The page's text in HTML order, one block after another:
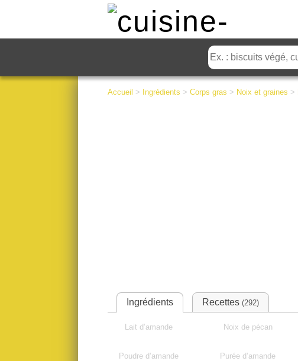
Accueil > Ingrédients > Corps gras > Noix et graines >
Ingrédients Recettes (292)
Lait d’amande Noix de pécan
Poudre d’amande Purée d’amande